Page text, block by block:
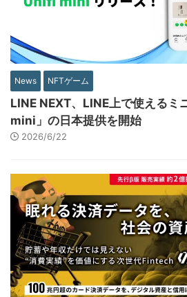
News NFTゲーム
LINE NEXT、LINE上で使えるミ
mini」の日本提供を開始
2026/6/22